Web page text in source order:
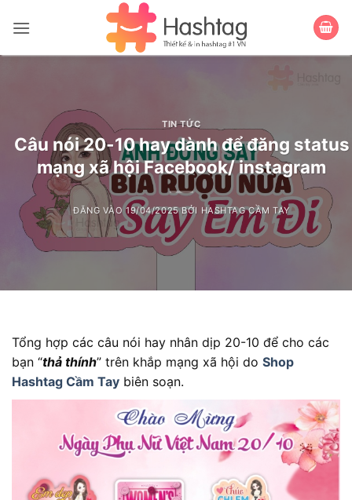
qua
TIN TỨC
Câu nói 20-10 hay dành để đăng status
mạng xã hội Facebook/ instagram
ĐĂNG VÀO19/04/2025 BỞI HASHTAG CẦM TAY
Tổng hợp các câu nói hay nhân dịp 20-10 để cho các
bạn “thả thính” trên khắp mạng xã hội do Shop
Hashtag Cầm Tay biên soạn.